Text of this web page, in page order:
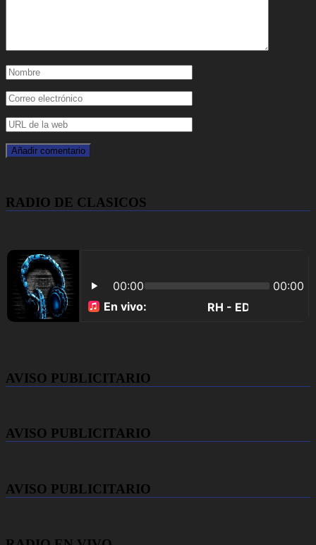
RADIO DE CLASICOS
AVISO PUBLICITARIO
AVISO PUBLICITARIO
AVISO PUBLICITARIO